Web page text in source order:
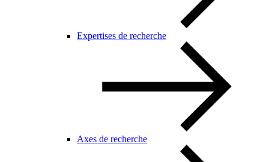
Expertises de recherche
Axes de recherche